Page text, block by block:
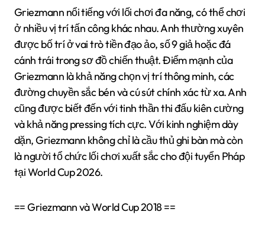
Griezmann nổi tiếng với lối chơi đa năng, có thể chơi
ở nhiều vị trí tấn công khác nhau. Anh thường xuyên
được bố trí ở vai trò tiền đạo ảo, số 9 giả hoặc đá
cánh trái trong sơ đồ chiến thuật. Điểm mạnh của
Griezmann là khả năng chọn vị trí thông minh, các
đường chuyền sắc bén và cú sút chính xác từ xa. Anh
cũng được biết đến với tinh thần thi đấu kiên cường
và khả năng pressing tích cực. Với kinh nghiệm dày
dặn, Griezmann không chỉ là cầu thủ ghi bàn mà còn
là người tổ chức lối chơi xuất sắc cho đội tuyển Pháp
tại World Cup 2026.
== Griezmann và World Cup 2018 ==